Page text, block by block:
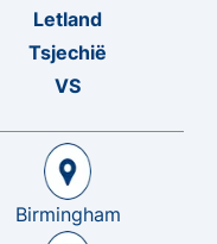
Letland
Tsjechië
VS
Birmingham